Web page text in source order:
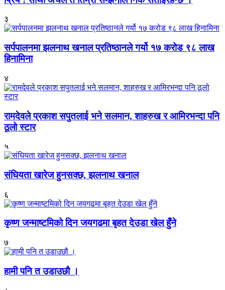
३
सर्पपालनमा झलनाथ खनाल प्रतिष्ठानले गर्यो १७ करोड ९८ लाख
हिनामिना
४
रामदेवले प्रकाश सपुतलाई भने सलमान, शाहरुख र आमिरभन्दा पनि
ठूलो स्टार
५
संघियता खारेज हुनसक्छ, झलनाथ खनाल
६
कृष्ण जन्माष्टमिको दिन जयगढमा बृहत देउडा खेल हुँने
७
हामी पनि त उडाउछौ ।